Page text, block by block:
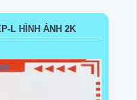
L HÌNH ẢNH 2K